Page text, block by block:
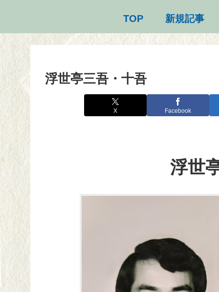
TOP 新規記事
浮世亭三吾・十吾
X Facebook
浮世